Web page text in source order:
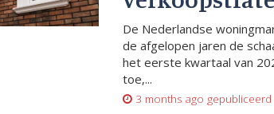
De Nederlandse
de afgelopen jaren de
het eerste kwartaal van
toe,...
3 months ago gepubliceerd